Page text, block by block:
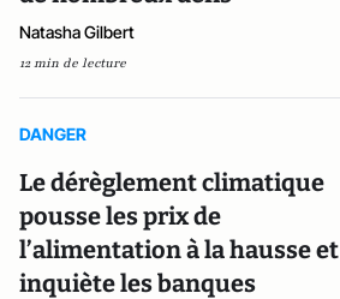
Natasha Gilbert
12 min de lecture
DANGER
Le dérèglement climatique
pousse les prix de
l’alimentation à la hausse et
inquiète les banques